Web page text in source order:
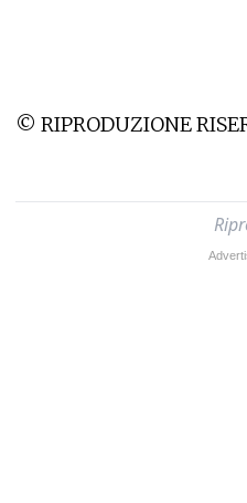
© RIPRODUZIONE